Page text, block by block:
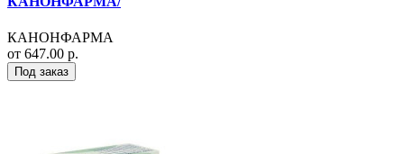
КАНОНФАРМА
от 647.00 р.
Под заказ